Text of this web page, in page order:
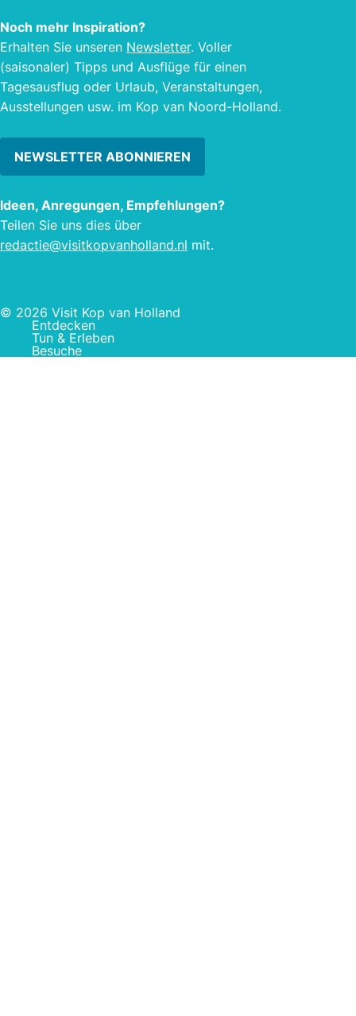
Noch mehr Inspiration?
Erhalten Sie unseren Newsletter. Voller
(saisonaler) Tipps und Ausflüge für einen
Tagesausflug oder Urlaub, Veranstaltungen,
Ausstellungen usw. im Kop van Noord-Holland.
NEWSLETTER ABONNIEREN
Ideen, Anregungen, Empfehlungen?
Teilen Sie uns dies über
redactie@visitkopvanholland.nl mit.
© 2026 Visit Kop van Holland
Entdecken
Tun & Erleben
Besuche